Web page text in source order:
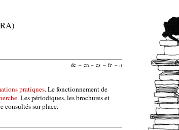
de – en – es – fr – it
pratiques. Le fonctionnement de
. Les périodiques, les brochures et
consultés sur place.